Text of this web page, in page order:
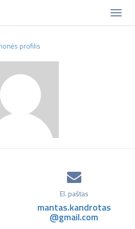
profilis
El. paštas
mantas.kandrotas
@gmail.com